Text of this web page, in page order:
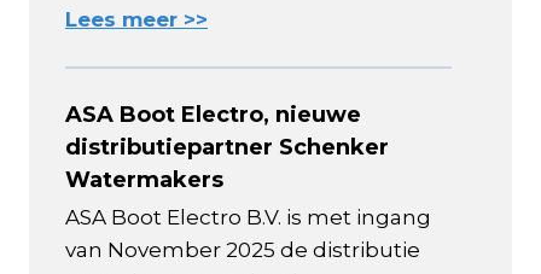
Lees meer >>
ASA Boot Electro, nieuwe
distributiepartner Schenker
Watermakers
ASA Boot Electro B.V. is met ingang
van November 2025 de distributie